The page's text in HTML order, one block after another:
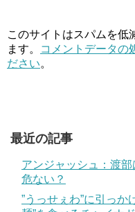
このサイトはスパムを低
ます。
コメントデータの
ださい。
最近の記事
アンジャッシュ：渡
危ない？
”うっせぇわ”に引っか